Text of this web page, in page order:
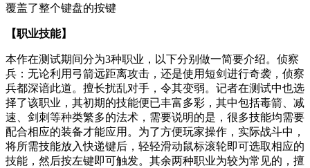
覆盖了整个键盘的按键
【职业技能】
本作在测试期间分为3种职业，以下分别做一简要介绍。侦察
兵：无论利用弓箭远距离攻击，还是使用短剑进行奇袭，侦察
兵都深谙此道。擅长扰乱对手，令其变弱。记者在测试中也选
择了该职业，其初期的技能便已丰富多彩，其中包括毒箭、减
速、剑刺等种类繁多的法术，需要说明的是，很多技能均需要
配合相应的装备才能应用。为了方便玩家操作，实际战斗中，
将所需技能放入快递键后，轻轻滑动鼠标滚轮即可选取相应的
技能，然后按左键即可触发。其余两种职业为较为常见的，擅